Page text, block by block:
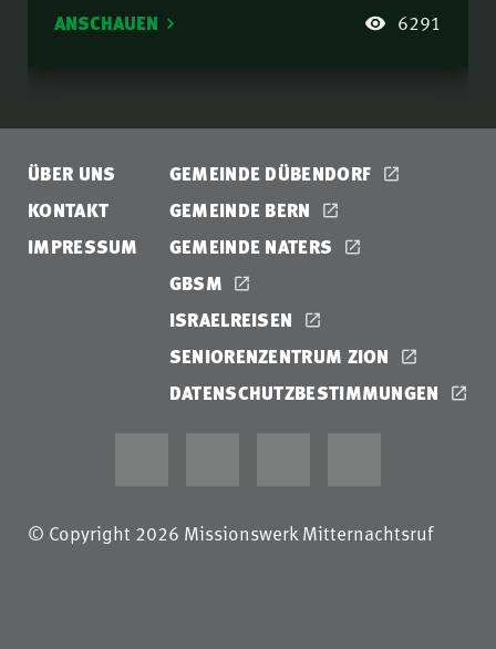
ANSCHAUEN 6291
ÜBER UNS
KONTAKT
IMPRESSUM
GEMEINDE DÜBENDORF
GEMEINDE BERN
GEMEINDE NATERS
GBSM
ISRAELREISEN
SENIORENZENTRUM ZION
DATENSCHUTZBESTIMMUNGEN
© Copyright 2026 Missionswerk Mitternachtsruf